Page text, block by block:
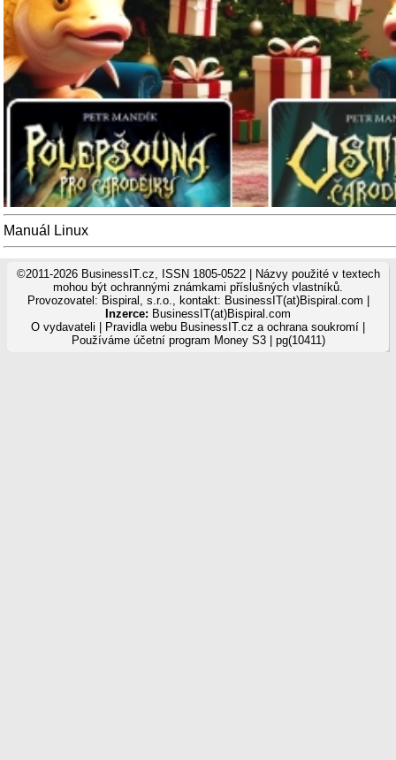
Manuál Linux
©2011-2026 BusinessIT.cz, ISSN 1805-0522 | Názvy použité v textech
mohou být ochrannými známkami příslušných vlastníků.
Provozovatel: Bispiral, s.r.o., kontakt: BusinessIT(at)Bispiral.com |
Inzerce: BusinessIT(at)Bispiral.com
O vydavateli
Pravidla webu BusinessIT.cz a ochrana soukromí
Používáme účetní program Money S3| pg(10411)